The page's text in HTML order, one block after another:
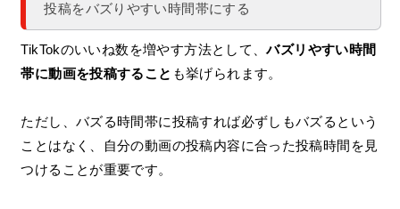
投稿をバズりやすい時間帯にする
TikTokのいいね数を増やす方法として、バズリやすい時間
帯に動画を投稿すること も挙げられます。
ただし、バズる時間帯に投稿すれば必ずしもバズるという
ことはなく、自分の動画の投稿内容に合った投稿時間を見
つけることが重要です。